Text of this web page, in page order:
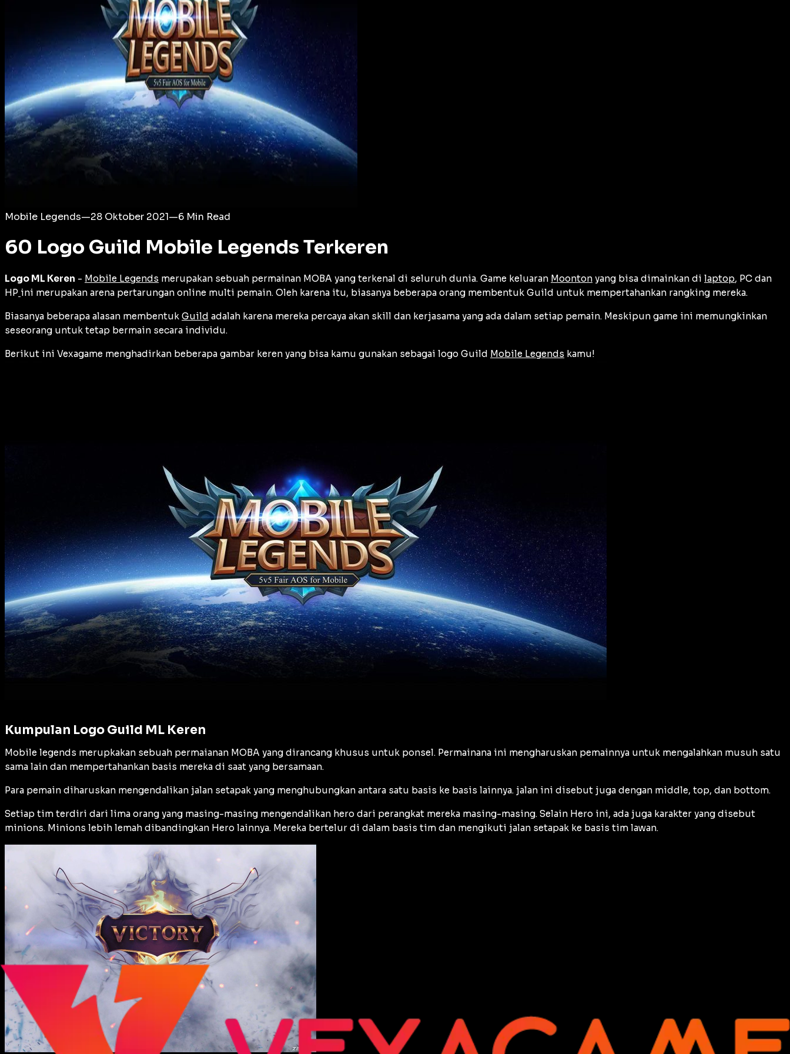
Mobile Legends—28 Oktober 2021—6 Min Read
60 Logo Guild Mobile Legends Terkeren
Logo ML Keren - Mobile Legends merupakan sebuah permainan MOBA yang terkenal di seluruh dunia. Game keluaran Moonton yang bisa dimainkan di laptop, PC dan
HP ini merupakan arena pertarungan online multi pemain. Oleh karena itu, biasanya beberapa orang membentuk Guild untuk mempertahankan rangking mereka.
Biasanya beberapa alasan membentuk Guild adalah karena mereka percaya akan skill dan kerjasama yang ada dalam setiap pemain. Meskipun game ini memungkinkan
seseorang untuk tetap bermain secara individu.
Berikut ini Vexagame menghadirkan beberapa gambar keren yang bisa kamu gunakan sebagai logo Guild Mobile Legends kamu!
Kumpulan Logo Guild ML Keren
Mobile legends merupkakan sebuah permaianan MOBA yang dirancang khusus untuk ponsel. Permainana ini mengharuskan pemainnya untuk mengalahkan musuh satu
sama lain dan mempertahankan basis mereka di saat yang bersamaan.
Para pemain diharuskan mengendalikan jalan setapak yang menghubungkan antara satu basis ke basis lainnya. jalan ini disebut juga dengan middle, top, dan bottom.
Setiap tim terdiri dari lima orang yang masing-masing mengendalikan hero dari perangkat mereka masing-masing. Selain Hero ini, ada juga karakter yang disebut
minions. Minions lebih lemah dibandingkan Hero lainnya. Mereka bertelur di dalam basis tim dan mengikuti jalan setapak ke basis tim lawan.